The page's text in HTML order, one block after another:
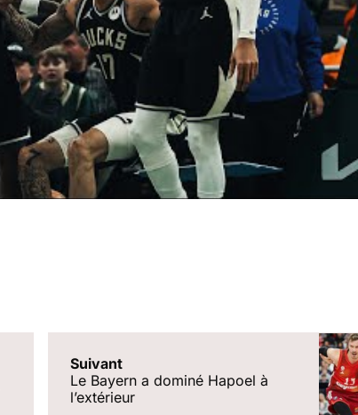
Suivant
Le Bayern a dominé Hapoel à
l’extérieur